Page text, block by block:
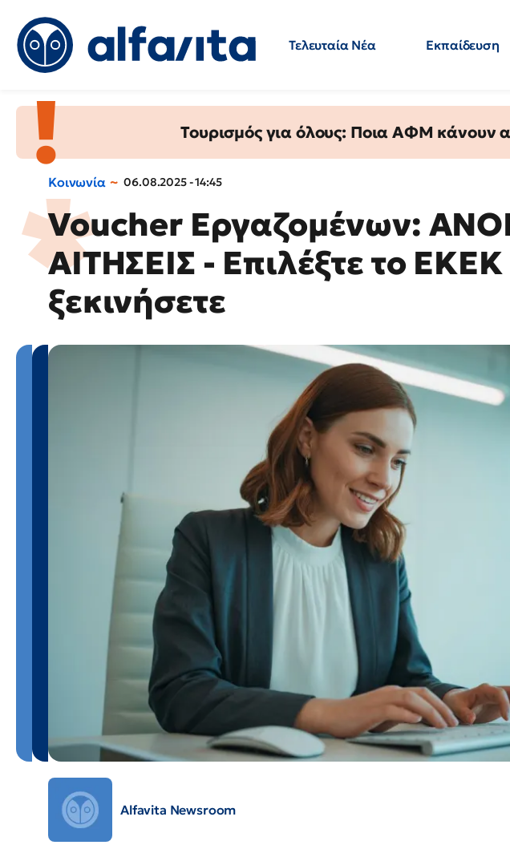
Τελευταία Νέα Εκπαίδευση
Τουρισμός για όλους: Ποια ΑΦΜ κάνουν
Κοινωνία 06.08.2025 - 14:45
Voucher Εργαζομένων:
ΑΙΤΗΣΕΙΣ - Επιλέξτε το
ξεκινήσετε
Alfavita Newsroom